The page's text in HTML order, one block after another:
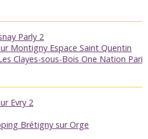
Parly 2
Montigny Espace Saint Quentin
Clayes-sous-Bois One Nation Paris
Evry 2
Brétigny sur Orge